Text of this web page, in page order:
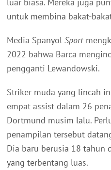
untuk membina bakat-
Media Spanyol Sport
2022 bahwa Barca
pengganti Lewandowski.
Striker muda yang lincah
empat assist dalam 26
Dortmund musim lalu.
penampilan tersebut
Dia baru berusia 18 tahun
yang terbentang luas.